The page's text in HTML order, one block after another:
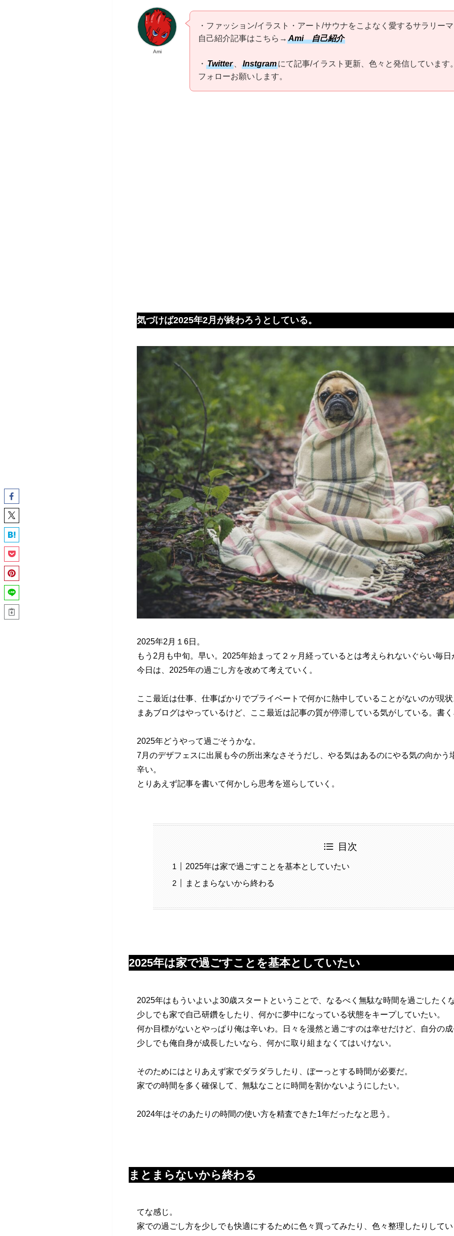
Ami
・ファッション/イラスト・アート/サウナをこよなく愛するサラリー
自己紹介記事はこちら→ Ami 自己紹介
・ Twitter Instgramにて記事/イラスト更新、色々と発信しています
フォローお願いします。
気づけば2025年2月が終わろうとしている。
2025年2月１6日。
もう2月も中旬。早い。2025年始まって２ヶ月経っているとは考えられないぐらい毎日
今日は、2025年の過ごし方を改めて考えていく。
ここ最近は仕事、仕事ばかりでプライベートで何かに熱中していることがないのが現
まあブログはやっているけど、ここ最近は記事の質が停滞している気がしている。書
2025年どうやって過ごそうかな。
7月のデザフェスに出展も今の所出来なさそうだし、やる気はあるのにやる気の向かう
辛い。
とりあえず記事を書いて何かしら思考を巡らしていく。
目次
2025年は家で過ごすことを基本としていたい
まとまらないから終わる
2025年は家で過ごすことを基本としていたい
2025年はもういよいよ30歳スタートということで、なるべく無駄な時間を過ごしたく
少しでも家で自己研鑽をしたり、何かに夢中になっている状態をキープしていたい。
何か目標がないとやっぱり俺は辛いわ。日々を漫然と過ごすのは幸せだけど、自分の
少しでも俺自身が成長したいなら、何かに取り組まなくてはいけない。
そのためにはとりあえず家でダラダラしたり、ぼーっとする時間が必要だ。
家での時間を多く確保して、無駄なことに時間を割かないようにしたい。
2024年はそのあたりの時間の使い方を精査できた1年だったなと思う。
まとまらないから終わる
てな感じ。
家での過ごし方を少しでも快適にするために色々買ってみたり、色々整理したりして